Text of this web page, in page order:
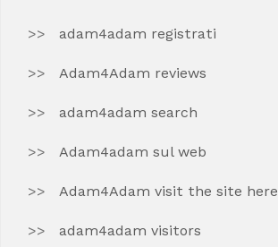
adam4adam registrati
Adam4Adam reviews
adam4adam search
Adam4adam sul web
Adam4Adam visit the site here
adam4adam visitors